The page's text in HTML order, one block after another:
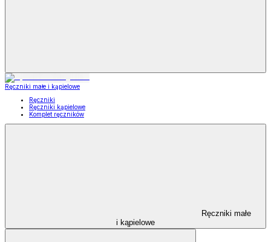
Ręczniki małe i kąpielowe
Ręczniki
Ręczniki kąpielowe
Komplet ręczników
Ręczniki małe
i kąpielowe